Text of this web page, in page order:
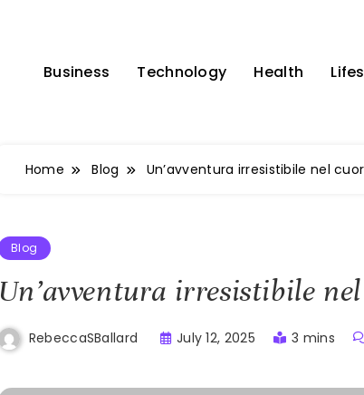
Business Technology Health
Home Blog Un’avventura irresistibile nel
Blog
Un’avventura irresistibile
RebeccaSBallard July 12, 2025 3 mins